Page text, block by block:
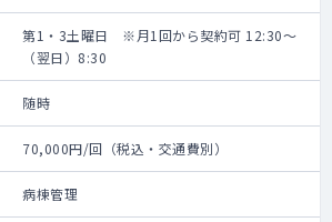
第1・3土曜日 ※月1回から契約可 12:30～
（翌日）8:30
随時
70,000円/回（税込・交通費別）
病棟管理